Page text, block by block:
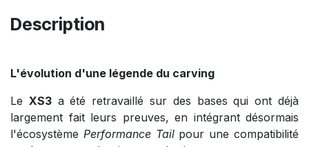
Description
L'évolution d'une légende du carving
Le XS3a été retravaillé sur des bases qui ont déjà
largement fait leurs preuves, en intégrant désormais
l'écosystème Performance Tailpour une compatibilité